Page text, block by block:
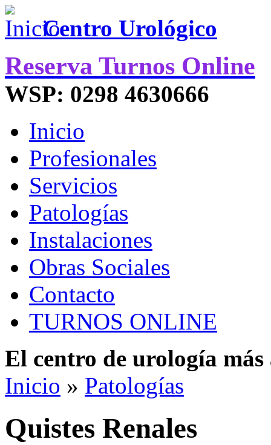
Centro Urológico
Reserva Turnos Online
WSP: 0298 4630666
Inicio
Profesionales
Servicios
Patologías
Instalaciones
Obras Sociales
Contacto
TURNOS ONLINE
El centro de urología
Inicio » Patologías
Quistes Renales